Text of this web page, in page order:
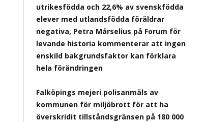
utrikesfödda och 22,6% av svenskfödda
elever med utlandsfödda föräldrar
negativa, Petra Mårselius på Forum för
levande historia kommenterar att ingen
enskild bakgrundsfaktor kan förklara
hela förändringen
Falköpings mejeri polisanmäls av
kommunen för miljöbrott för att ha
överskridit tillståndsgränsen på 180 000